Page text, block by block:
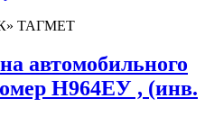
ТАГМЕТ
автомобильного
Н964ЕУ , (инв.